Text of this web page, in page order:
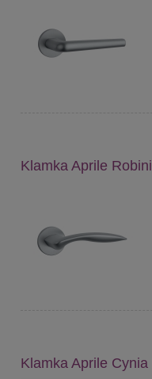
Klamka Aprile
Klamka Aprile